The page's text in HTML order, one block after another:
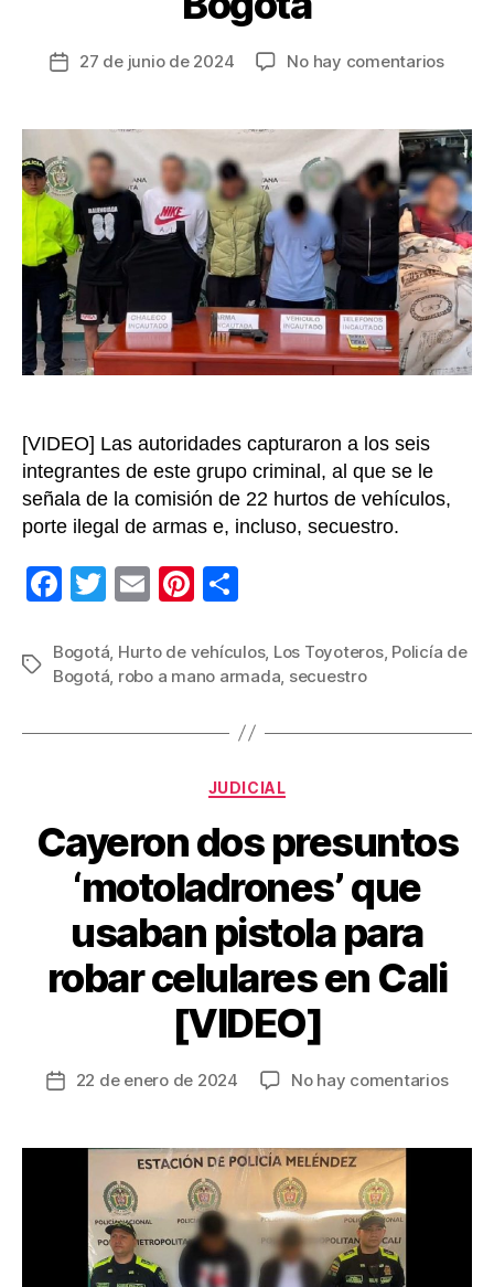
Fecha
entrada
27 de junio de 2024 No hay comentariosen
la
más
banda
de
de
del
[VIDEO] Las autoridades capturaron a los seis
integrantes de este grupo criminal, al que se le
señala de la comisión de 22 hurtos de vehículos,
porte ilegal de armas e, incluso, secuestro.
F
c
e
b
k
T
tt
er
E
ail
Pi
er
e
st
m
p
ar
Etiquetas
Bogotá Hurto de vehículos, Los Toyoteros, Policía de
Bogotá robo a mano armada secuestro
Categorías
JUDICIAL
Cayeron dos presuntos
‘motoladrones’ que
usaban pistola para
robar celulares en Cali
[VIDEO]
Fecha
entrada
22 de enero de 2024 No hay comentariosen